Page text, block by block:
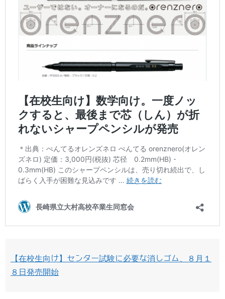
【在校生向け】センター試験に必要な消しゴム、８月１
８日発売開始